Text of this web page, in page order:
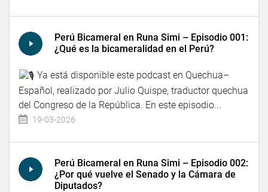
Perú Bicameral en Runa Simi – Episodio 001:
¿Qué es la bicameralidad en el Perú?
Ya está disponible este podcast en Quechua–
Español, realizado por Julio Quispe, traductor quechua
del Congreso de la República. En este episodio...
19-03-2026
Perú Bicameral en Runa Simi – Episodio 002:
¿Por qué vuelve el Senado y la Cámara de
Diputados?